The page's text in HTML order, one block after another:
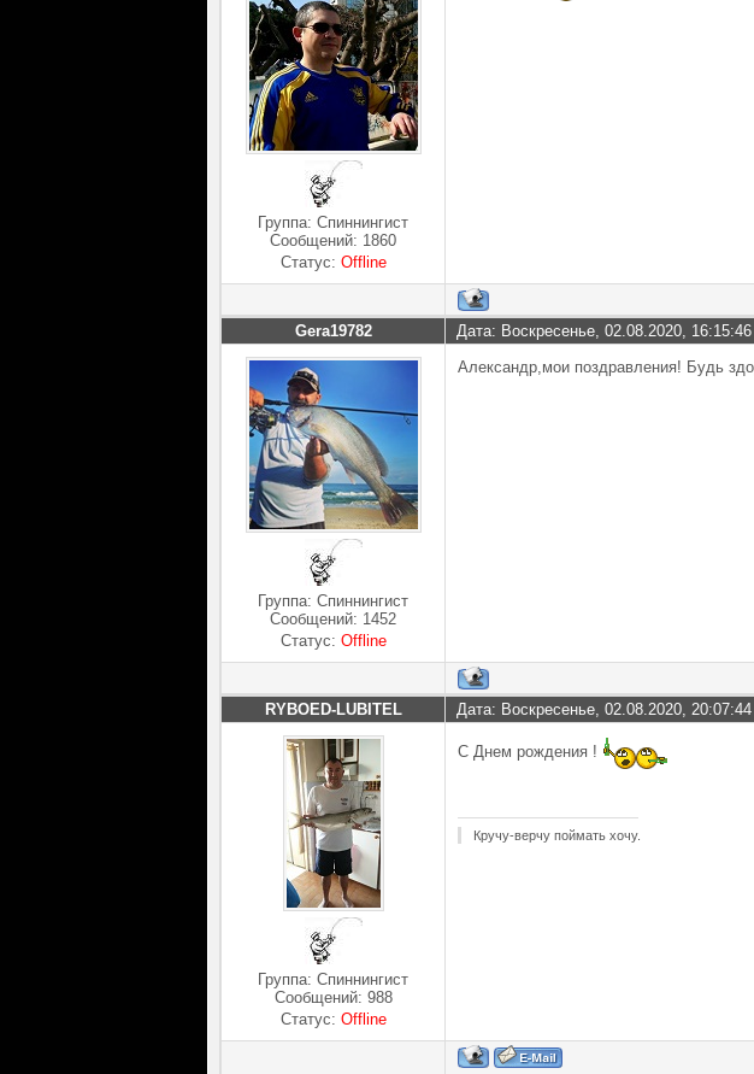
Группа: Спиннингист
Сообщений: 1860
Статус: Offline
Gera19782 Дата: Воскресенье, 02.08.2020,
Группа: Спиннингист
Сообщений: 1452
Статус: Offline
Александр,мои поздравления! Будь
RYBOED-LUBITEL Дата: Воскресенье, 02.08.2020,
Группа: Спиннингист
Сообщений: 988
Статус: Offline
С Днем рождения !
Кручу-верчу поймать хочу.